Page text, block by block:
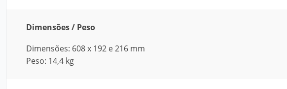
Dimensões / Peso
Dimensões: 608 x 192 e 216 mm
Peso: 14,4 kg